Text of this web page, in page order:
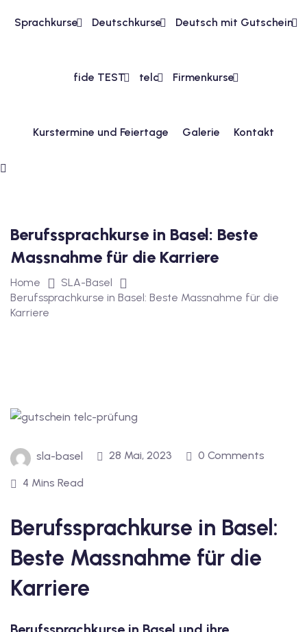
Sprachkurse Deutschkurse Deutsch mit Gutschein
fide TEST telc Firmenkurse
Kurstermine und Feiertage Galerie Kontakt
A2
Deutsch A2
A2
Deutsch B1
B2
Deutsch B2
B2
Berufssprachkurse in Basel: Beste
Massnahme für die Karriere
Home
SLA-Basel
Berufssprachkurse in Basel: Beste Massnahme für die
Karriere
sla-basel 28 Mai, 2023 0 Comments
4 Mins Read
Berufssprachkurse in Basel:
Beste Massnahme für die
Karriere